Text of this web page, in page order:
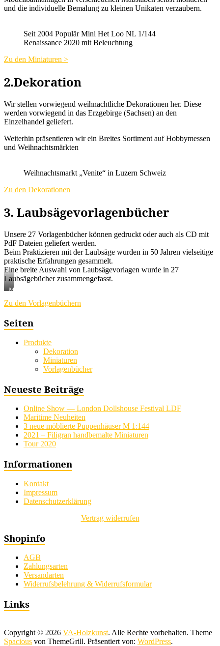
und die individuelle Bemalung zu kleinen Unikaten verzaubern.
Seit 2004 Populär Mini Het Loo NL 1/144
Renaissance 2020 mit Beleuchtung
Zu den Miniaturen >
2.Dekoration
Wir stellen vorwiegend weihnachtliche Dekorationen her. Diese
werden vorwiegend in das Erzgebirge (Sachsen) an den
Einzelhandel geliefert.
Weiterhin präsentieren wir ein Breites Sortiment auf Hobbymessen
und Weihnachtsmärkten
Weihnachtsmarkt „Venite“ in Luzern Schweiz
Zu den Dekorationen
3. Laubsägevorlagenbücher
Unsere 27 Vorlagenbücher können gedruckt oder auch als CD mit
PdF Dateien geliefert werden.
Beim Praktizieren mit der Laubsäge wurden in 50 Jahren vielseitige
praktische Erfahrungen gesammelt.
Eine breite Auswahl von Laubsägevorlagen wurde in 27
Laubsägebücher zusammengefasst.
Mittelaltermarkt
(Sa.)
Zu den Vorlagenbüchern
Seiten
Produkte
Dekoration
Miniaturen
Vorlagenbücher
Neueste Beiträge
Online Show — London Dollshouse Festival LDF
Maritime Neuheiten
3 neue möblierte Puppenhäuser M 1:144
2021 – Filigran handbemalte Miniaturen
Tour 2020
Informationen
Kontakt
Impressum
Datenschutzerklärung
Vertrag widerrufen
Shopinfo
AGB
Zahlungsarten
Versandarten
Widerrufsbelehrung & Widerrufsformular
Links
Copyright © 2026 VA-Holzkunst. Alle Rechte vorbehalten. Theme
Spacious von ThemeGrill. Präsentiert von: WordPress.